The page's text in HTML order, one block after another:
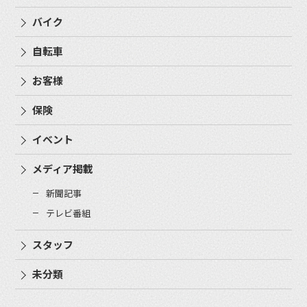
バイク
自転車
お客様
保険
イベント
メディア掲載
新聞記事
テレビ番組
スタッフ
未分類